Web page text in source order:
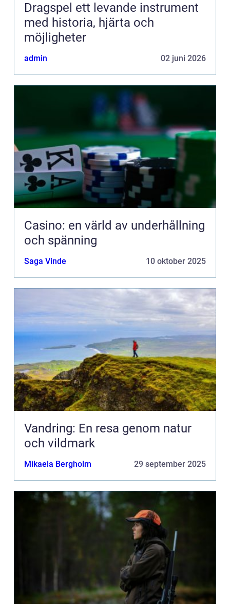
Dragspel ett levande instrument
med historia, hjärta och
möjligheter
admin 02 juni 2026
Casino: en värld av underhållning
och spänning
Saga Vinde 10 oktober 2025
Vandring: En resa genom natur
och vildmark
Mikaela Bergholm 29 september 2025